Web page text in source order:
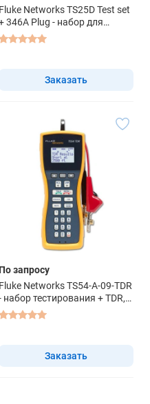
Fluke Networks TS25D Test set
346A Plug - набор для
тестирования
Заказать
По запросу
Fluke Networks TS54-A-09-TDR
набор тестирования + TDR,
ABN с иголкой для прокола
изоляции
Заказать